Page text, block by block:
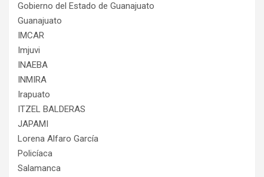
Gobierno del Estado de Guanajuato
Guanajuato
IMCAR
Imjuvi
INAEBA
INMIRA
Irapuato
ITZEL BALDERAS
JAPAMI
Lorena Alfaro García
Policíaca
Salamanca